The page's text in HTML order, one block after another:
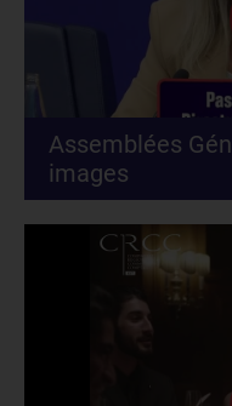
Assemblées
images